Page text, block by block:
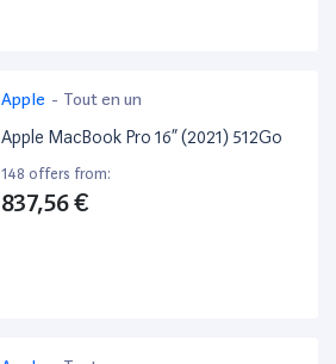
Apple - Tout en un
Apple MacBook Pro 16” (2021) 512Go
148 offers from:
837,56 €